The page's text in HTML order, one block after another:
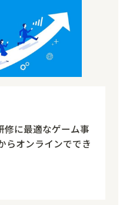
修に最適なゲーム事
らオンラインででき